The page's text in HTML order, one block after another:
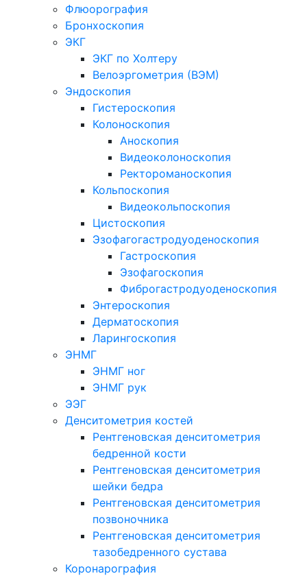
Флюорография
Бронхоскопия
ЭКГ
ЭКГ по Холтеру
Велоэргометрия (ВЭМ)
Эндоскопия
Гистероскопия
Колоноскопия
Аноскопия
Видеоколоноскопия
Ректороманоскопия
Кольпоскопия
Видеокольпоскопия
Цистоскопия
Эзофагогастродуоденоскопия
Гастроскопия
Эзофагоскопия
Фиброгастродуоденоскопия
Энтероскопия
Дерматоскопия
Ларингоскопия
ЭНМГ
ЭНМГ ног
ЭНМГ рук
ЭЭГ
Денситометрия костей
Рентгеновская денситометрия
бедренной кости
Рентгеновская денситометрия
шейки бедра
Рентгеновская денситометрия
позвоночника
Рентгеновская денситометрия
тазобедренного сустава
Коронарография